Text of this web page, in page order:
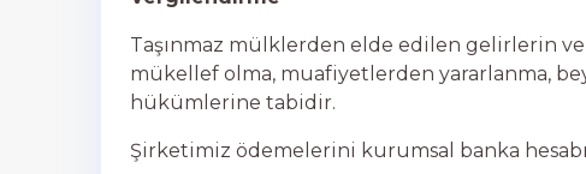
Taşınmaz mülklerden elde edilen gelirlerin
mükellef olma, muafiyetlerden yararlanma,
hükümlerine tabidir.
Şirketimiz ödemelerini kurumsal banka